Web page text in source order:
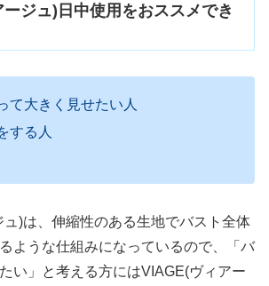
ジュ)日中使用をおススメでき
て大きく見せたい人
する人
)は、伸縮性のある生地でバスト全体
ような仕組みになっているので、「バ
い」と考える方にはVIAGE(ヴィアー